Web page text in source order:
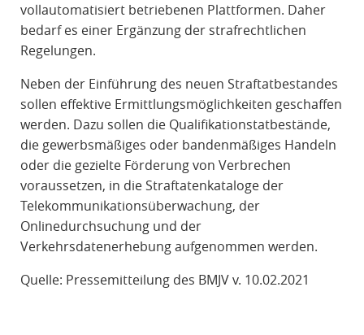
vollautomatisiert betriebenen Plattformen. Daher
bedarf es einer Ergänzung der strafrechtlichen
Regelungen.
Neben der Einführung des neuen Straftatbestandes
sollen effektive Ermittlungsmöglichkeiten geschaffen
werden. Dazu sollen die Qualifikationstatbestände,
die gewerbsmäßiges oder bandenmäßiges Handeln
oder die gezielte Förderung von Verbrechen
voraussetzen, in die Straftatenkataloge der
Telekommunikationsüberwachung, der
Onlinedurchsuchung und der
Verkehrsdatenerhebung aufgenommen werden.
Quelle: Pressemitteilung des BMJV v. 10.02.2021